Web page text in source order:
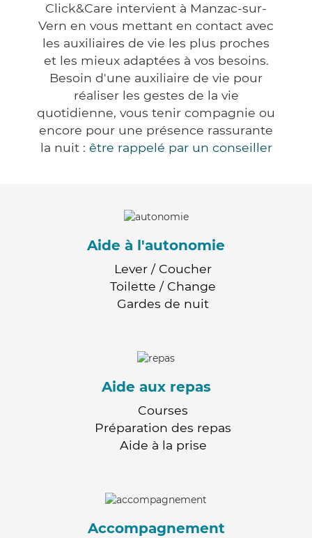
Click&Care intervient à Manzac-sur-
Vern en vous mettant en contact avec
les auxiliaires de vie les plus proches
et les mieux adaptées à vos besoins.
Besoin d'une auxiliaire de vie pour
réaliser les gestes de la vie
quotidienne, vous tenir compagnie ou
encore pour une présence rassurante
la nuit : être rappelé par un conseiller
Aide à l'autonomie
Lever / Coucher
Toilette / Change
Gardes de nuit
Aide aux repas
Courses
Préparation des repas
Aide à la prise
Accompagnement